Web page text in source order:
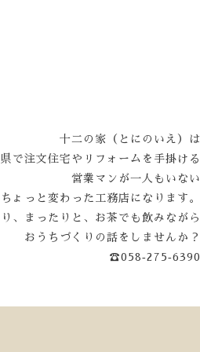
十二の家（とにのいえ）は
で注文住宅やリフォームを手掛ける
営業マンが一人もいない
ちょっと変わった工務店になります。
、まったりと、お茶でも飲みながら
おうちづくりの話をしませんか？
☎058‐275‐6390